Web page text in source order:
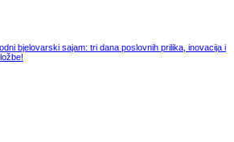
bjelovarski sajam: tri dana poslovnih prilika, inovacija i